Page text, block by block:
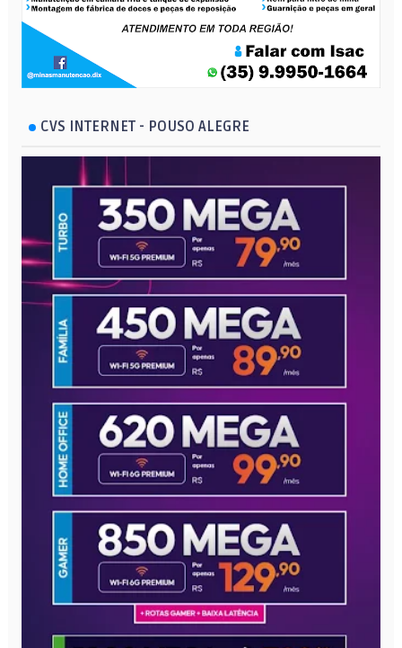
CVS INTERNET - POUSO ALEGRE